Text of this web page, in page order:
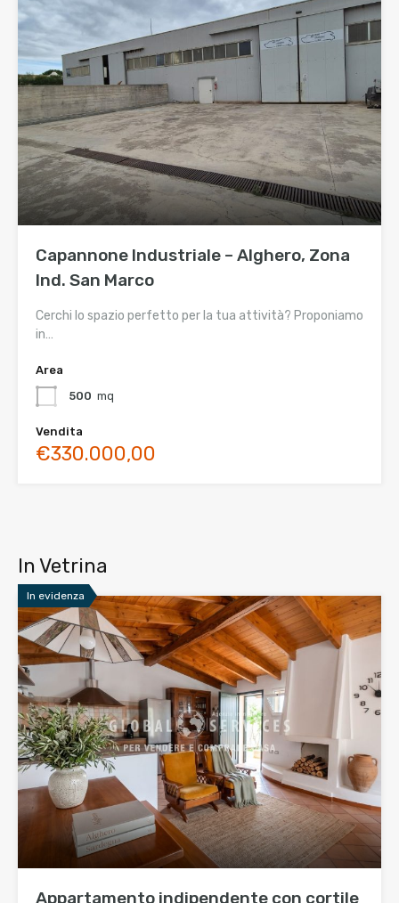
Capannone Industriale – Alghero, Zona
Ind. San Marco
Cerchi lo spazio perfetto per la tua attività? Proponiamo
in…
Area
500 mq
Vendita
€330.000,00
In Vetrina
In evidenza
Appartamento indipendente con cortile